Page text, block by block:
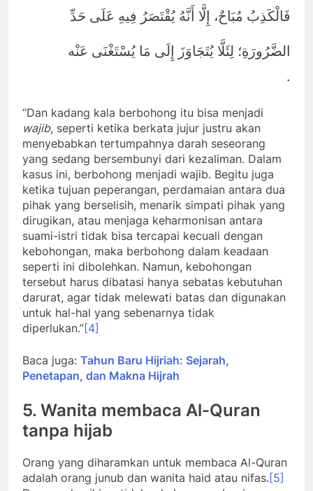
فَالْكَذِبُ مُبَاحٌ، إِلَّا أَنَّهُ يُقْتَصَرُ فِيهِ عَلَى حَدِّ
الضَّرُورَةِ؛ لِئَلَّا يُتَجَاوَزَ إِلَى مَا يُسْتَغْنَى عَنْه
.
“Dan kadang kala berbohong itu bisa menjadi
wajib, seperti ketika berkata jujur justru akan
menyebabkan tertumpahnya darah seseorang
yang sedang bersembunyi dari kezaliman. Dalam
kasus ini, berbohong menjadi wajib. Begitu juga
ketika tujuan peperangan, perdamaian antara dua
pihak yang berselisih, menarik simpati pihak yang
dirugikan, atau menjaga keharmonisan antara
suami-istri tidak bisa tercapai kecuali dengan
kebohongan, maka berbohong dalam keadaan
seperti ini dibolehkan. Namun, kebohongan
tersebut harus dibatasi hanya sebatas kebutuhan
darurat, agar tidak melewati batas dan digunakan
untuk hal-hal yang sebenarnya tidak
diperlukan.”[4]
Baca juga: Tahun Baru Hijriah: Sejarah,
Penetapan, dan Makna Hijrah
5. Wanita membaca Al-Quran
tanpa hijab
Orang yang diharamkan untuk membaca Al-Quran
adalah orang junub dan wanita haid atau nifas.[5]